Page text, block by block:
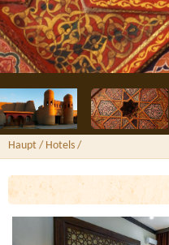
Haupt / Hotels /